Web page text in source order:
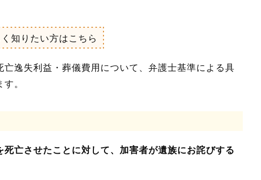
知りたい方はこちら
逸失利益・葬儀費用について、弁護士基準による具
。
亡させたことに対して、加害者が遺族にお詫びする